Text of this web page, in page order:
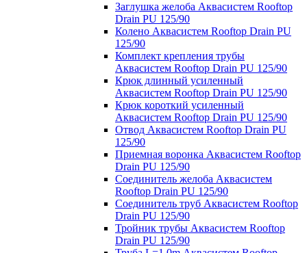
Заглушка желоба Аквасистем Rooftop
Drain PU 125/90
Колено Аквасистем Rooftop Drain PU
125/90
Комплект крепления трубы
Аквасистем Rooftop Drain PU 125/90
Крюк длинный усиленный
Аквасистем Rooftop Drain PU 125/90
Крюк короткий усиленный
Аквасистем Rooftop Drain PU 125/90
Отвод Аквасистем Rooftop Drain PU
125/90
Приемная воронка Аквасистем Rooftop
Drain PU 125/90
Соединитель желоба Аквасистем
Rooftop Drain PU 125/90
Соединитель труб Аквасистем Rooftop
Drain PU 125/90
Тройник трубы Аквасистем Rooftop
Drain PU 125/90